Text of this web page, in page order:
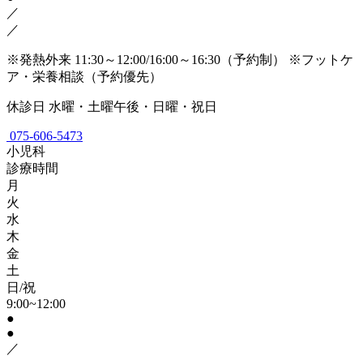
／
／
※発熱外来 11:30～12:00/16:00～16:30（予約制）
※フットケ
ア・栄養相談（予約優先）
休診日 水曜・土曜午後・日曜・祝日
075-606-5473
小児科
診療時間
月
火
水
木
金
土
日/祝
9:00~12:00
●
●
／